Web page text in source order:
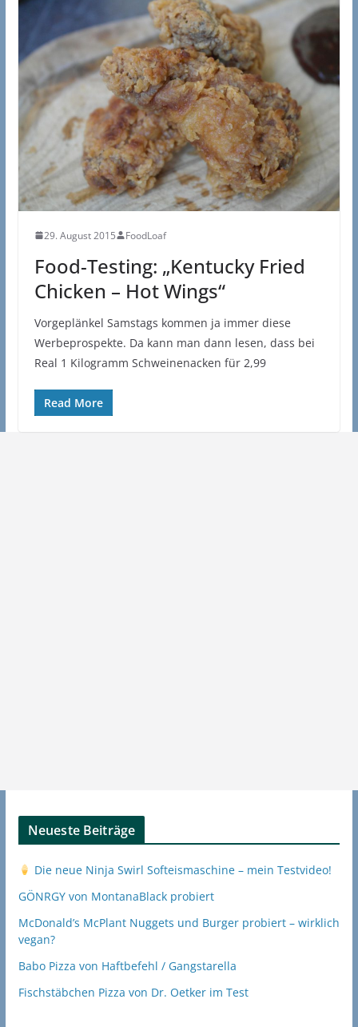
29. August 2015 FoodLoaf
Food-Testing: „Kentucky Fried
Chicken – Hot Wings“
Vorgeplänkel Samstags kommen ja immer diese
Werbeprospekte. Da kann man dann lesen, dass bei
Real 1 Kilogramm Schweinenacken für 2,99
Read More
Neueste Beiträge
Die neue Ninja Swirl Softeismaschine – mein Testvideo!
GÖNRGY von MontanaBlack probiert
McDonald’s McPlant Nuggets und Burger probiert – wirklich
vegan?
Babo Pizza von Haftbefehl / Gangstarella
Fischstäbchen Pizza von Dr. Oetker im Test